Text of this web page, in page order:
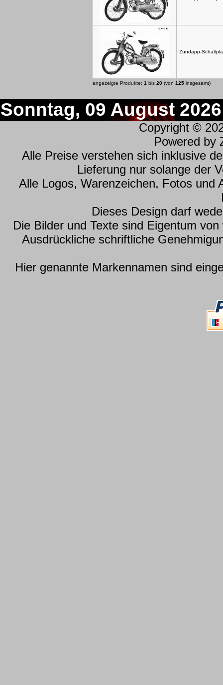
Zündapp-
angezeigte Produkte: 1 bis 20 (von 125 insgesamt)
Sonntag, 09 August 2026
Copyright ©
Powered by
Alle Preise verstehen sich inklusive
Lieferung nur solange der
Alle Logos, Warenzeichen, Fotos und
Dieses Design darf
Die Bilder und Texte sind Eigentum
Ausdrückliche schriftliche
Hier genannte Markennamen sind